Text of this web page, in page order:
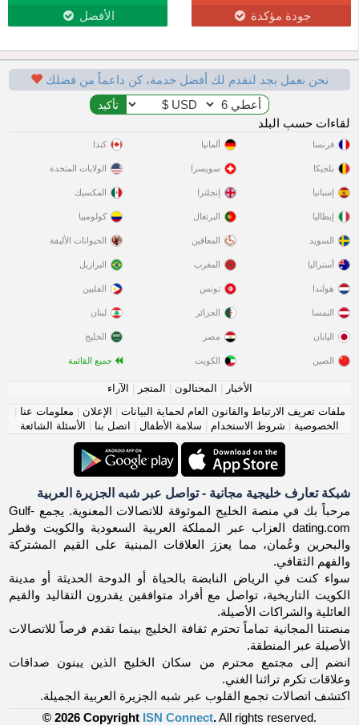
جودة مؤكدة الأفضل
نحن نعمل بجد لنقدم لك أفضل خدمة، كن داعماً من فضلك
لقاءات حسب البلد
فرنسا
بلجيكا
إسبانيا
إيطاليا
السويد
ألمانيا
سويسرا
إنجلترا
البرتغال
المعاقين
كندا
الولايات المتحدة
المكسيك
كولومبيا
الحيوانات الأليفة
أستراليا
هولندا
النمسا
اليابان
الصين
المغرب
تونس
الجزائر
مصر
الكويت
البرازيل
الفلبين
لبنان
الخليج
جميع القائمة
الأخبار المحتالون المتجر
الآراء
ملفات تعريف الارتباط والقانون العام لحماية البيانات
الإعلان معلومات عنا
الخصوصية
شروط الاستخدام سلامة الأطفال اتصل بنا الأسئلة الشائعة
شبكة تعارف خليجية مجانية - تواصل عبر شبه الجزيرة العربية
مرحباً بك في منصة الخليج الموثوقة للاتصالات المعنوية. يجمع Gulf-
dating.com العزاب عبر المملكة العربية السعودية والكويت وقطر
والبحرين وعُمان، مما يعزز العلاقات المبنية على القيم المشتركة
والفهم الثقافي.
سواء كنت في الرياض النابضة بالحياة أو الدوحة الحديثة أو مدينة
الكويت التاريخية، تواصل مع أفراد متوافقين يقدرون التقاليد والقيم
العائلية والشراكات الأصيلة.
منصتنا المجانية تماماً تحترم ثقافة الخليج بينما تقدم فرصاً للاتصالات
الأصيلة عبر المنطقة.
انضم إلى مجتمع محترم من سكان الخليج الذين يبنون صداقات
وعلاقات تكرم تراثنا الغني.
اكتشف اتصالات تجمع القلوب عبر شبه الجزيرة العربية الجميلة.
© 2026 Copyright ISN Connect.All rights reserved.